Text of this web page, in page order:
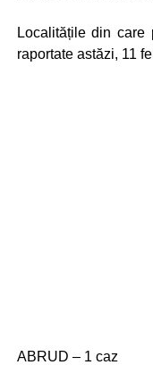
Localitățile din
raportate astăzi, 11
ABRUD – 1 caz